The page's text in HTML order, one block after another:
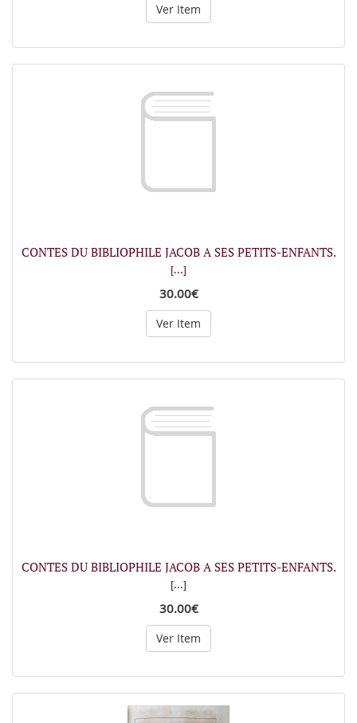
Ver Item
CONTES DU BIBLIOPHILE JACOB A SES PETITS-ENFANTS.
[...]
30.00€
Ver Item
CONTES DU BIBLIOPHILE JACOB A SES PETITS-ENFANTS.
[...]
30.00€
Ver Item